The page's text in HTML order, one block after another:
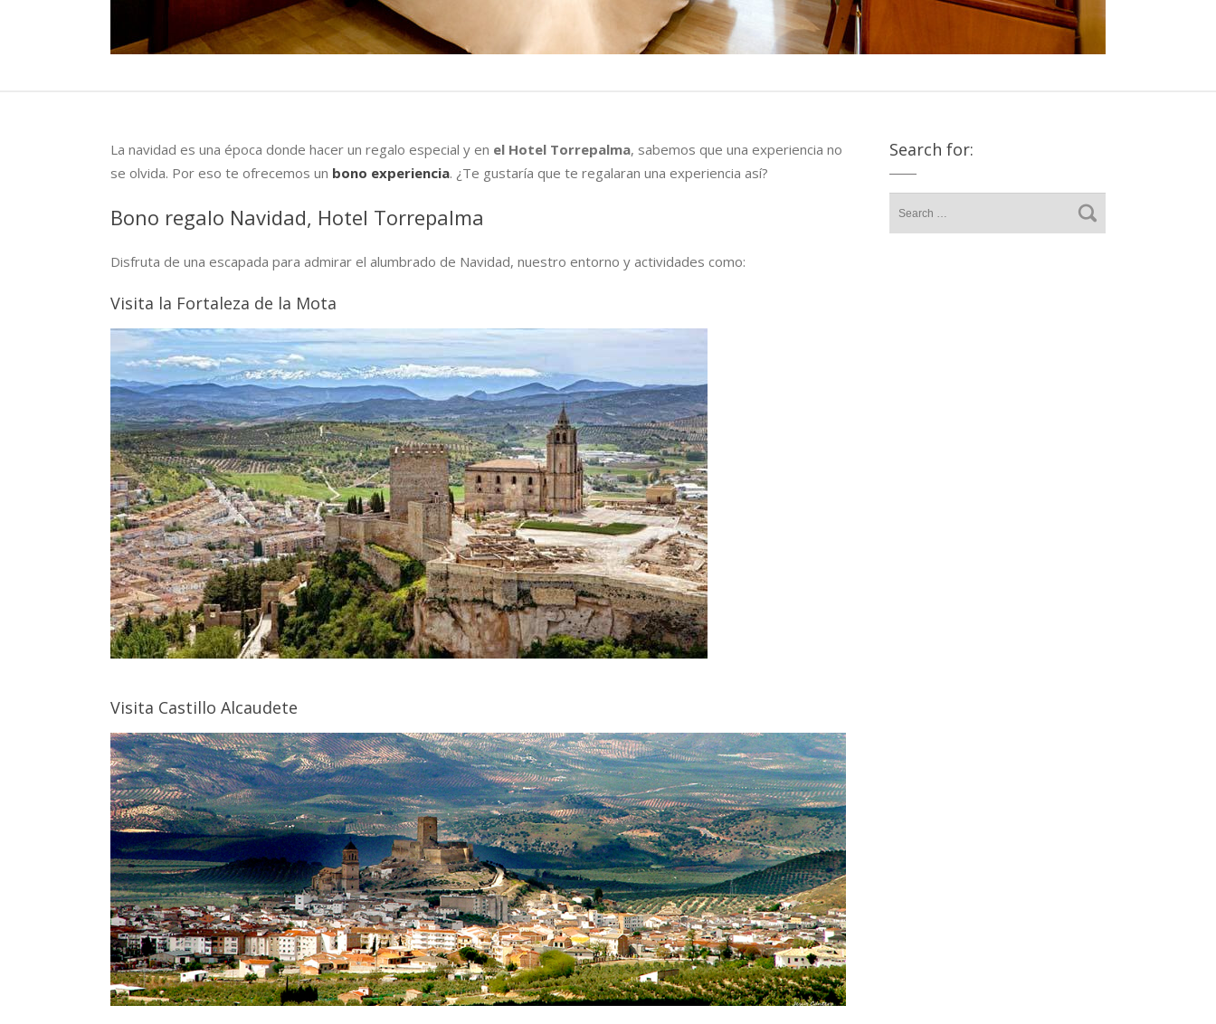
La navidad es una época donde hacer un regalo especial y en el Hotel Torrepalma, sabemos que una experiencia no
se olvida. Por eso te ofrecemos un bono experiencia. ¿Te gustaría que te regalaran una experiencia así?
Bono regalo Navidad, Hotel Torrepalma
Disfruta de una escapada para admirar el alumbrado de Navidad, nuestro entorno y actividades como:
Visita la Fortaleza de la Mota
Visita Castillo Alcaudete
Search for: